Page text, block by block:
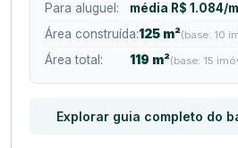
Para aluguel: média R$ 1.084/
Área construída:125 m²(base: 10
Área total: 119 m²(base: 15
Explorar guia completo do